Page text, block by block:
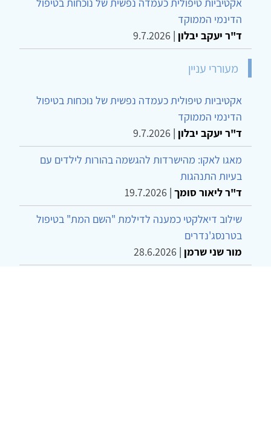
הדינמי הממוקד
ד"ר יעקב יבלון |
9.7.2026
מעוררי עניין
אקטיביות טיפולית כעמדה נפשית של נוכחות בטיפול
הדינמי הממוקד
ד"ר יעקב יבלון |
9.7.2026
מאגו לאקו: מהישרדות להגשמה בהורות לילדים עם
בעיות התנהגות
ד"ר ליאור סומך |
19.7.2026
שילוב דיאלקטי כמענה לדילמת "השם המת" בטיפול
בטרנסג'נדרים
מור שני שרמן |
28.6.2026